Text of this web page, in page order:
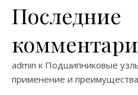
Последние
admin к Подшипниковые
применение и преимущества